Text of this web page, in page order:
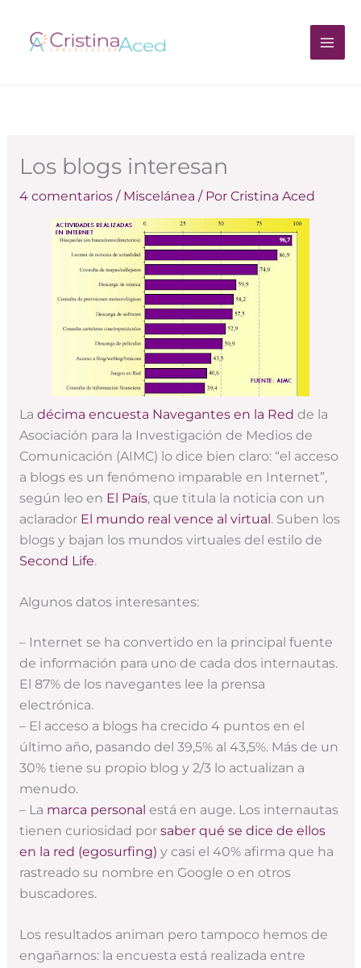
contenido
Los blogs interesan
4 comentarios / Miscelánea / Por Cristina Aced
La décima encuesta Navegantes en la Red de la
Asociación para la Investigación de Medios de
Comunicación (AIMC) lo dice bien claro: “el acceso
a blogs es un fenómeno imparable en Internet”,
según leo en El País, que titula la noticia con un
aclarador El mundo real vence al virtual. Suben los
blogs y bajan los mundos virtuales del estilo de
Second Life.
Algunos datos interesantes:
– Internet se ha convertido en la principal fuente
de información para uno de cada dos internautas.
El 87% de los navegantes lee la prensa
electrónica.
– El acceso a blogs ha crecido 4 puntos en el
último año, pasando del 39,5% al 43,5%. Más de un
30% tiene su propio blog y 2/3 lo actualizan a
menudo.
– La marca personal está en auge. Los internautas
tienen curiosidad por saber qué se dice de ellos
en la red (egosurfing) y casi el 40% afirma que ha
rastreado su nombre en Google o en otros
buscadores.
Los resultados animan pero tampoco hemos de
engañarnos: la encuesta está realizada entre